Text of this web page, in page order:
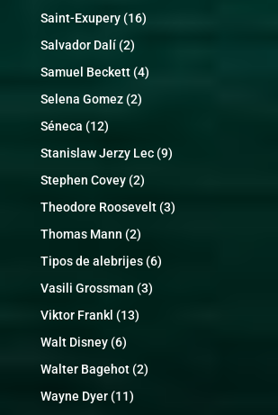
Saint-Exupery(16)
Salvador Dalí(2)
Samuel Beckett(4)
Selena Gomez(2)
Séneca (12)
Stanislaw Jerzy Lec(9)
Stephen Covey(2)
Theodore Roosevelt(3)
Thomas Mann (2)
Tipos de alebrijes(6)
Vasili Grossman (3)
Viktor Frankl (13)
Walt Disney(6)
Walter Bagehot(2)
Wayne Dyer(11)